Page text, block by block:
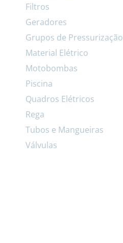
Filtros
Geradores
Grupos de Pressurização
Material Elétrico
Motobombas
Piscina
Quadros Elétricos
Rega
Tubos e Mangueiras
Válvulas